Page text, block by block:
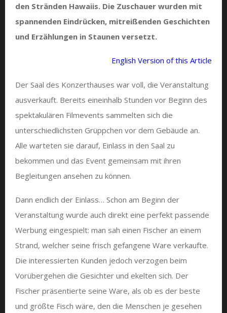
den Stränden Hawaiis. Die Zuschauer wurden mit
spannenden Eindrücken, mitreißenden Geschichten
und Erzählungen in Staunen versetzt.
English Version of this Article
Der Saal des Konzerthauses war voll, die Veranstaltung
ausverkauft. Bereits eineinhalb Stunden vor Beginn des
spektakulären Filmevents sammelten sich die
unterschiedlichsten Grüppchen vor dem Gebäude an.
Alle warteten sie darauf, Einlass in den Saal zu
bekommen und das Event gemeinsam mit ihren
Begleitungen ansehen zu können.
Dann endlich der Einlass… Schon am Beginn der
Veranstaltung wurde auch direkt eine perfekt passende
Werbung eingespielt: man sah einen Fischer an einem
Strand, welcher seine frisch gefangene Ware verkaufte.
Die interessierten Kunden jedoch verzogen beim
Vorübergehen die Gesichter und ekelten sich. Der
Fischer präsentierte seine Ware, als ob es der beste
und größte Fisch wäre, den die Menschen je gesehen